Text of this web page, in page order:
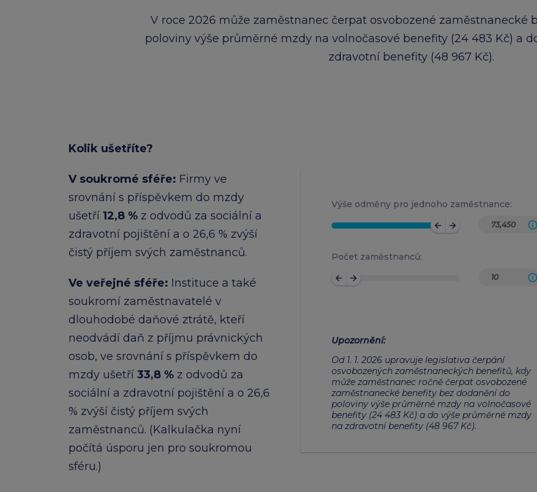
V roce 2026 může zaměstnanec čerpat osvobozené zaměstnanecké
poloviny výše průměrné mzdy na volnočasové benefity (24 483 Kč) a
zdravotní benefity (48 967 Kč).
Kolik ušetříte?
V soukromé sféře:​ Firmy ve
srovnání s příspěvkem do mzdy
ušetří 12,8 % z odvodů za sociální a
zdravotní pojištění a o 26,6 % zvýší
čistý příjem svých zaměstnanců.​
Ve veřejné sféře:​ Instituce a také
soukromí zaměstnavatelé v
dlouhodobé daňové ztrátě, kteří
neodvádí daň z příjmu právnických
osob, ve srovnání s příspěvkem do
mzdy ušetří 33,8 % z odvodů za
sociální a zdravotní pojištění a o 26,6
% zvýší čistý příjem svých
zaměstnanců.​ (Kalkulačka nyní
počítá úsporu jen pro soukromou
sféru.)
Výše odměny pro jednoho zaměstnance:
arrow_back arrow_forward
Počet zaměstnanců:
arrow_back arrow_forward
Upozornění:
Od 1. 1. 2026 upravuje legislativa čerpání
osvobozených zaměstnaneckých benefitů, kdy
může zaměstnanec ročně čerpat osvobozené
zaměstnanecké benefity bez dodanění do
poloviny výše průměrné mzdy na volnočasové
benefity (24 483 Kč) a do výše průměrné mzdy
na zdravotní benefity (48 967 Kč).